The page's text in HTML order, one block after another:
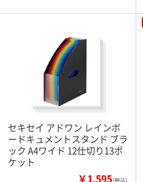
セキセイ アドワン レインボ
ードキュメントスタンド ブラ
ック A4ワイド 12仕切り13ポ
ケット
￥1,595